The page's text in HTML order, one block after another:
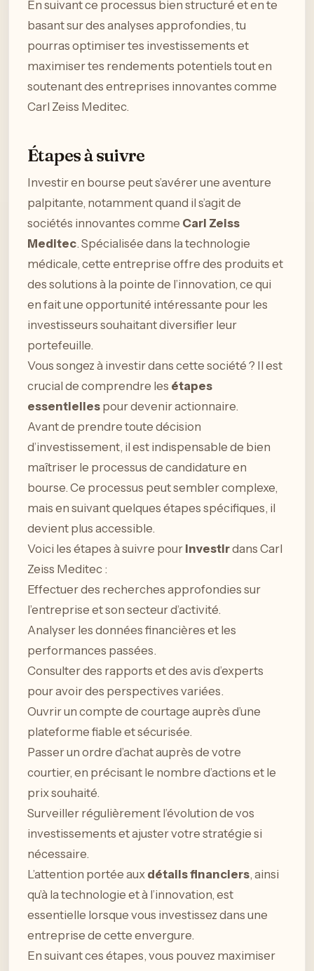
En suivant ce processus bien structuré et en te
basant sur des analyses approfondies, tu
pourras optimiser tes investissements et
maximiser tes rendements potentiels tout en
soutenant des entreprises innovantes comme
Carl Zeiss Meditec.
Étapes à suivre
Investir en bourse peut s’avérer une aventure
palpitante, notamment quand il s’agit de
sociétés innovantes comme Carl Zeiss
Meditec. Spécialisée dans la technologie
médicale, cette entreprise offre des produits et
des solutions à la pointe de l’innovation, ce qui
en fait une opportunité intéressante pour les
investisseurs souhaitant diversifier leur
portefeuille.
Vous songez à investir dans cette société ? Il est
crucial de comprendre les étapes
essentielles pour devenir actionnaire.
Avant de prendre toute décision
d’investissement, il est indispensable de bien
maîtriser le processus de candidature en
bourse. Ce processus peut sembler complexe,
mais en suivant quelques étapes spécifiques, il
devient plus accessible.
Voici les étapes à suivre pour investirdans Carl
Zeiss Meditec :
Effectuer des recherches approfondies sur
l’entreprise et son secteur d’activité.
Analyser les données financières et les
performances passées.
Consulter des rapports et des avis d’experts
pour avoir des perspectives variées.
Ouvrir un compte de courtage auprès d’une
plateforme fiable et sécurisée.
Passer un ordre d’achat auprès de votre
courtier, en précisant le nombre d’actions et le
prix souhaité.
Surveiller régulièrement l’évolution de vos
investissements et ajuster votre stratégie si
nécessaire.
L’attention portée aux détails financiers, ainsi
qu’à la technologie et à l’innovation, est
essentielle lorsque vous investissez dans une
entreprise de cette envergure.
En suivant ces étapes, vous pouvez maximiser